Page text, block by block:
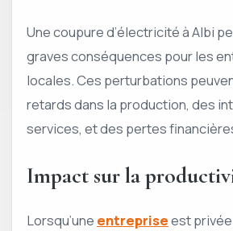
Une coupure d’électricité à Albi
graves conséquences pour les
locales. Ces perturbations
retards dans la production, des
services, et des pertes
Impact sur la
Lorsqu’une entrepriseest